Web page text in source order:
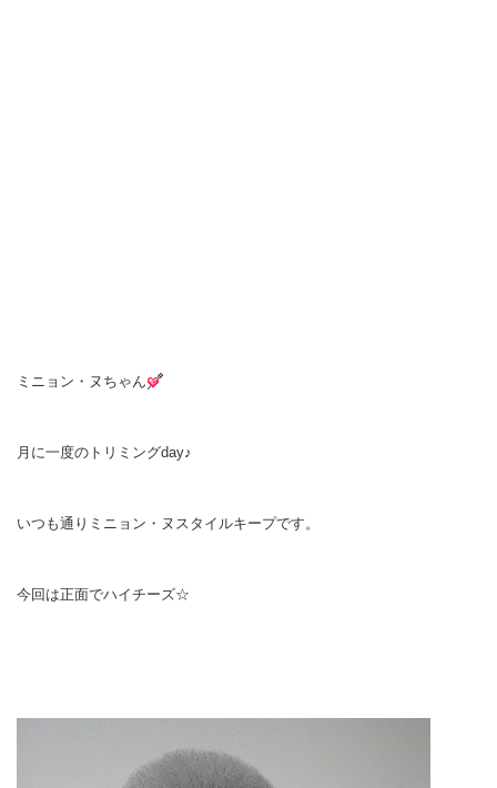
ミニョン・ヌちゃん
月に一度のトリミングday♪
いつも通りミニョン・ヌスタイルキープです。
今回は正面でハイチーズ☆